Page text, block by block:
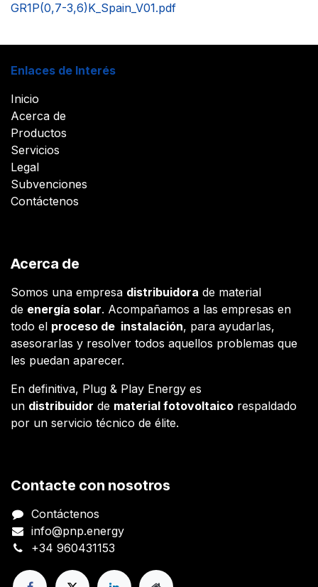
GR1P(0,7-3,6)K_Spain_V01.pdf
Enlaces de Interés
Inicio
Acerca de
Productos
Servicios
Legal
Subvenciones
Contáctenos
Acerca de
Somos una empresa distribuidora de material
de energía solar. Acompañamos a las empresas en
todo el proceso de instalación, para ayudarlas,
asesorarlas y resolver todos aquellos problemas que
les puedan aparecer.
En definitiva, Plug & Play Energy es
un distribuidor de material fotovoltaico respaldado
por un servicio técnico de élite.
Contacte con nosotros
Contáctenos
info@pnp.energy
+34 960431153